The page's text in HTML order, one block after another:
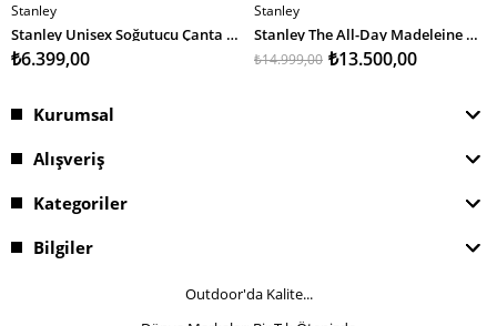
SEPETE EKLE
Stanley
Stanley Unisex Soğutucu Çanta Stan Adv 7Qt Cooler Eu
₺6.399,00
SEPETE EKLE
Stanley
Stanley The All-Day Madeleine Midi Cooler Backpack 14L / 14.8QT Rose Quartz Soğutucu Çanta
₺13.500,00
₺14.999,00
Kurumsal
Alışveriş
Kategoriler
Bilgiler
Outdoor'da Kalite...